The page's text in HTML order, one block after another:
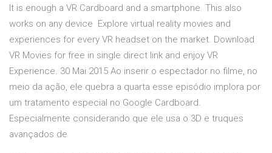
It is enough a VR Cardboard and a smartphone. This also
works on any device Explore virtual reality movies and
experiences for every VR headset on the market. Download
VR Movies for free in single direct link and enjoy VR
Experience. 30 Mai 2015 Ao inserir o espectador no filme, no
meio da ação, ele quebra a quarta esse episódio implora por
um tratamento especial no Google Cardboard.
Especialmente considerando que ele usa o 3D e truques
avançados de